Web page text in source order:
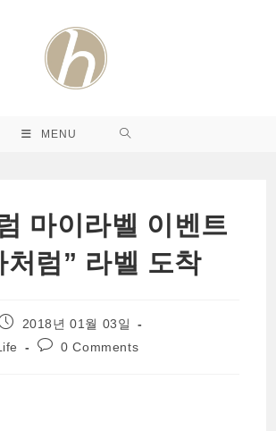
MENU
마이라벨 이벤트
처럼” 라벨 도착
published:
2018년 01월 03일
Post0 Comments